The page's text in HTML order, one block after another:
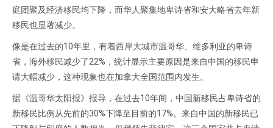
庭团聚及经济移民均下降，而华人聚集地卑诗省和安大略省去年新
移民也显著减少。
像是在过去的10年里，有着西岸大城市温哥华、维多利亚的卑诗
省，海外移民减少了22%，统计显示主要原因是来自中国的移民申
请大幅减少，这种现象也在加拿大全国范围内发生。
据《温哥华太阳报》报导，在过去10年间，中国新移民占卑诗省的
新移民比例从先前的30%下降至目前的17%。来自中国的新移民已